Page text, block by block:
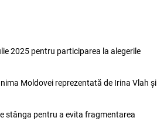
2025 pentru participarea la alegerile
Moldovei reprezentată de Irina Vlah și
stânga pentru a evita fragmentarea